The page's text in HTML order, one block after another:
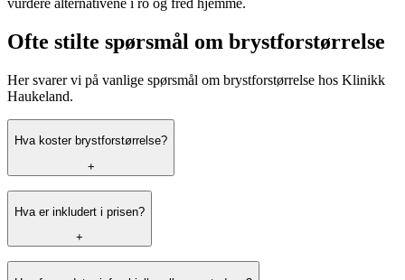
vurdere alternativene i ro og fred hjemme.
Ofte stilte spørsmål om brystforstørrelse
Her svarer vi på vanlige spørsmål om brystforstørrelse hos Klinikk
Haukeland.
Hva koster brystforstørrelse?
+
76 500 kr
Hva er inkludert i prisen?
+